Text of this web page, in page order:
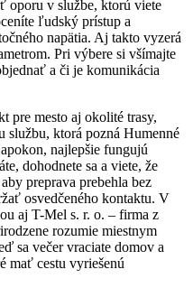
oporu v službe, ktorú viete
ľudský prístup a
napätia. Aj takto vyzerá
Pri výbere si všímajte
a či je komunikácia
pre mesto aj okolité trasy,
službu, ktorá pozná Humenné
najlepšie fungujú
dohodnete sa a viete, že
preprava prebehla bez
osvedčeného kontaktu. V
aj T-Mel s. r. o. – firma z
rozumie miestnym
sa večer vraciate domov a
mať cestu vyriešenú